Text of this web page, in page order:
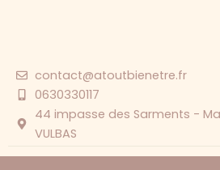
contact@atoutbienetre.fr
0630330117
44 impasse des Sarments -
VULBAS